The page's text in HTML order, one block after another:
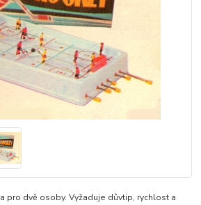
pro dvě osoby. Vyžaduje důvtip, rychlost a